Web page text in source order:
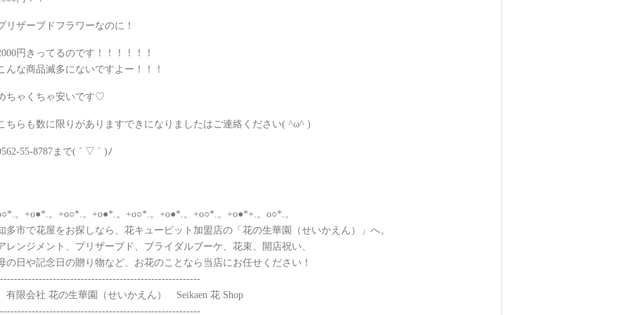
リザーブドフラワーなのに！
円きってるのです！！！！！！
んな商品滅多にないですよー！！！
ちゃくちゃ安いです♡
ちらも数に限りがありますできになりましたはご連絡ください( ^ω^ )
55-8787まで( ´ ▽ ` )ﾉ
。+o●*.。+o○*.。+o●*.。+o○*.。+o●*.。+o○*.。+o●*+.。o○*.。
多市で花屋をお探しなら、花キューピット加盟店の「花の生華園（せいかえん）」へ。
レンジメント、プリザーブド、ブライダルブーケ、花束、開店祝い、
の日や記念日の贈り物など、お花のことなら当店にお任せください！
限会社 花の生華園（せいかえん） Seikaen 花 Shop